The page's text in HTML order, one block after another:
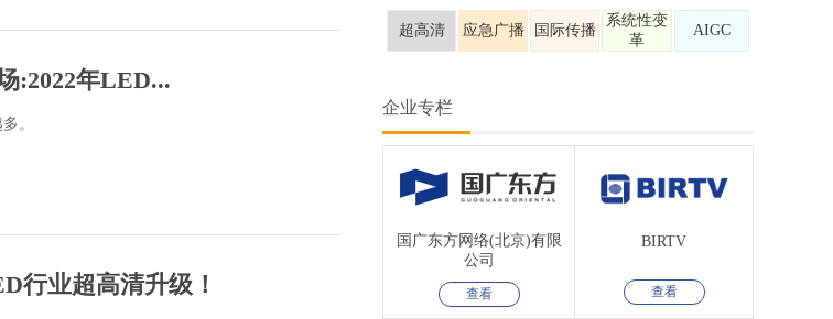
:2022年LED...
。
行业超高清升级！
超高清 应急广播 国际传播
系统性变
革
AIGC
企业专栏
国广东方网络(北京)有限
公司
查看
BIRTV
查看